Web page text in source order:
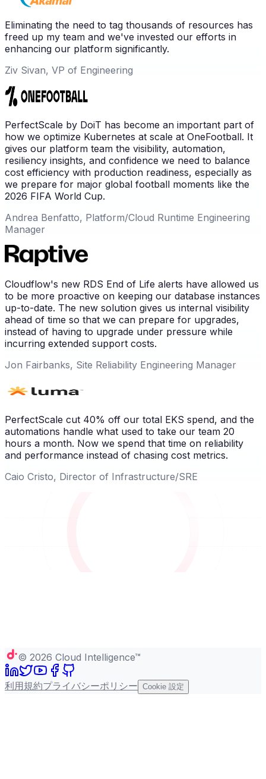
Eliminating the need to tag thousands of resources has
freed up my team and we've invested our efforts in
enhancing our platform significantly.
Ziv Sivan, VP of Engineering
PerfectScale by DoiT has become an important part of
how we optimize Kubernetes at scale at OneFootball. It
gives our platform team the visibility, automation,
resiliency insights, and confidence we need to balance
cost efficiency with production readiness, especially as
we prepare for major global football moments like the
2026 FIFA World Cup.
Andrea Benfatto, Platform/Cloud Runtime Engineering
Manager
Cloudflow's new RDS End of Life alerts have allowed us
to be more proactive on keeping our database instances
up-to-date. The new solution gives us internal visibility
ahead of time so that we can prepare for upgrades,
instead of having to upgrade under pressure while
incurring extended support costs.
Jon Fairbanks, Site Reliability Engineering Manager
PerfectScale cut 40% off our total EKS spend, and the
automations handle what used to take our team 20
hours a month. Now we spend that time on reliability
and performance instead of chasing cost metrics.
Caio Cristo, Director of Infrastructure/SRE
© 2026 Cloud Intelligence™
利用規約プライバシーポリシー Cookie 設定